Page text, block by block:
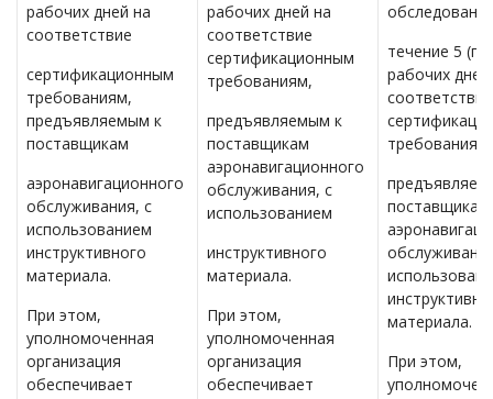
рабочих дней на
соответствие
сертификационным
требованиям,
предъявляемым к
поставщикам
аэронавигационного
обслуживания, с
использованием
инструктивного
материала.
При этом,
уполномоченная
организация
обеспечивает
рабочих дней на
соответствие
сертификационным
требованиям,
предъявляемым к
поставщикам
аэронавигационного
обслуживания, с
использованием
инструктивного
материала.
При этом,
уполномоченная
организация
обеспечивает
течение 5
рабочих
соответствие
требованиям,
поставщикам
материала.
При этом,